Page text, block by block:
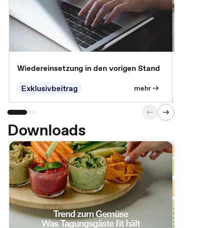
Wiedereinsetzung in den vorigen Stand
Exklusivbeitrag
mehr
Downloads